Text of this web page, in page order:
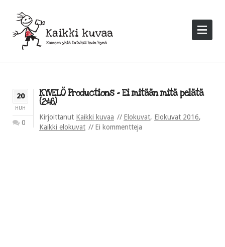
20
HUH
0
KYVELÖ Productions – Ei mitään mitä pelätä
(2:48)
Kirjoittanut Kaikki kuvaa Elokuvat, Elokuvat 2016,
Kaikki elokuvat
Ei kommentteja